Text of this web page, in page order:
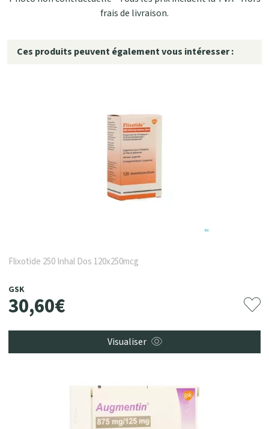
frais de livraison.
Ces produits peuvent également vous intéresser :
Flixotide 250 Inhal Dos 120x250mcg
GSK
30,60€
Visualiser